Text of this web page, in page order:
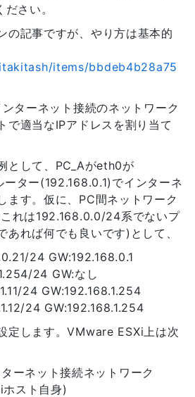
さい。
の記事ですが、やり方は基本的
items/bbdeb4b28a75
ターネット接続のネットワーク
で適当なIPアドレスを割り当て
として、PC_Aがeth0が
ター(192.168.0.1)でインターネ
ます。仮に、PC間ネットワーク
れは192.168.0.0/24系でないプ
あれば何でも良いです)として、
24 GW:192.168.0.1
24 GW:なし
24 GW:192.168.1.254
24 GW:192.168.1.254
定します。VMware ESXi上は次
ーネット接続ネットワーク
スト自身)